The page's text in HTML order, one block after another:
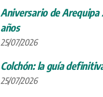
Aniversario de Arequipa
años
25/07/2026
Colchón: la guía
25/07/2026